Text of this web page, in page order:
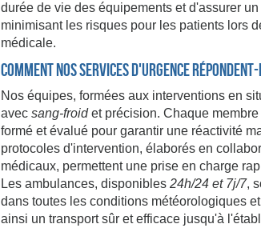
durée de vie des équipements et d'assurer
minimisant les risques pour les patients lors
médicale.
Comment nos services d'urgence
Nos équipes, formées aux interventions en
avec sang-froidet précision. Chaque
formé et évalué pour garantir une réactivité
protocoles d'intervention, élaborés en
médicaux, permettent une prise en charge
Les ambulances, disponibles 24h/24 et 7j/7,
dans toutes les conditions météorologiques
ainsi un transport sûr et efficace jusqu'à